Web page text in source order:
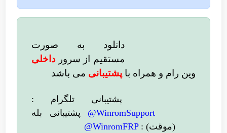
دانلود به صورت
مستقیم از سرورداخلی
وین رام و همراه باپشتیبانی می باشد
پشتیبانی تلگرام :
WinromSupport@
پشتیبانی بله
(موقت) : WinromFRP@